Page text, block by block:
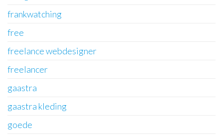
frankwatching
free
freelance webdesigner
freelancer
gaastra
gaastra kleding
goede